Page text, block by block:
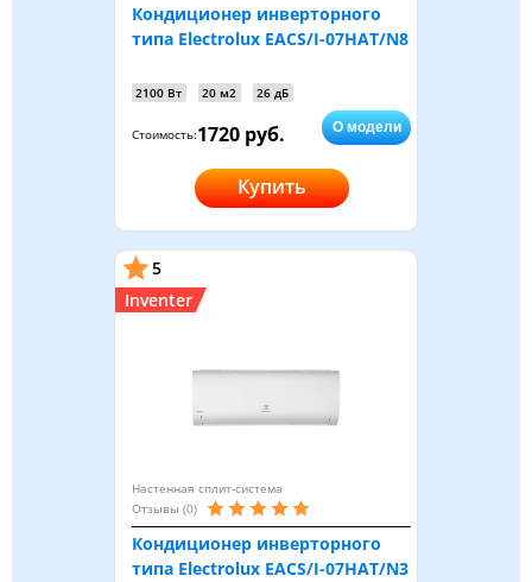
Кондиционер инверторного
типа Electrolux EACS/I-07HAT/N8
2100 Вт 20 м2 26 дБ
Стоимость:1720 руб. О модели
Купить
5
Inventer
Настенная сплит-система
Отзывы (0)
Кондиционер инверторного
типа Electrolux EACS/I-07HAT/N3